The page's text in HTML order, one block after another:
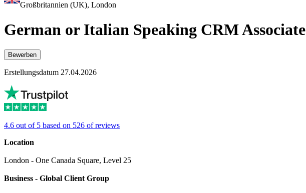
Großbritannien (UK), London
German or Italian Speaking CRM Associate
Bewerben
Erstellungsdatum 27.04.2026
4.6 out of 5 based on 526 of reviews
Location
London - One Canada Square, Level 25
Business - Global Client Group